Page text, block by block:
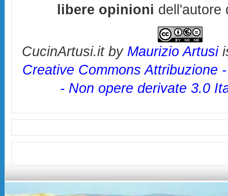
libere opinioni dell'autore
CucinArtusi.itby Maurizio Artusi
Creative Commons Attribuzione
- Non opere derivate 3.0